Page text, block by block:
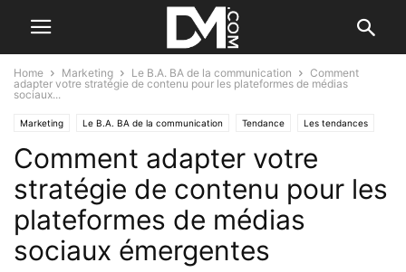
Home Marketing Le B.A. BA de la communication
Comment
adapter votre stratégie de contenu pour les plateformes de médias
sociaux...
Marketing Le B.A. BA de la communication Tendance Les tendances
Par les nouvelles tendances Création Se former / Se faire accompagner
Comment adapter votre
stratégie de contenu pour les
plateformes de médias
sociaux émergentes